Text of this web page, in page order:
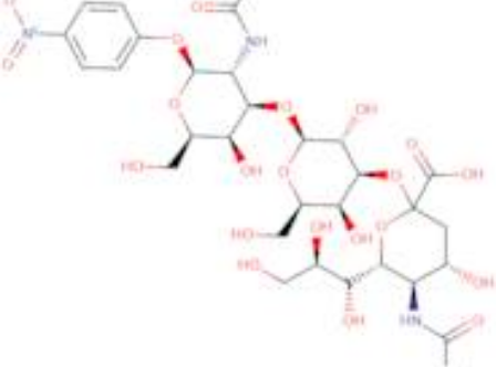
Metalli
Metalloide
Metalli di transizione interni
Tensioattivi e detergenti
Indicatori
Chimica supramolecolare